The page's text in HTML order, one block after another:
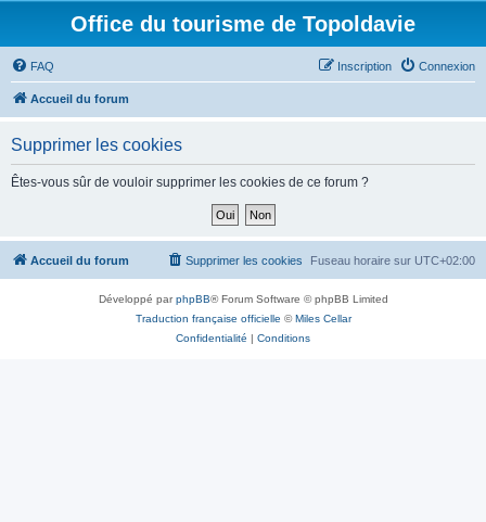
Office du tourisme de Topoldavie
FAQ Connexion
Inscription
Accueil du forum
Supprimer les cookies
Êtes-vous sûr de vouloir supprimer les cookies de ce forum ?
Accueil du forum Fuseau horaire sur UTC+02:00
Supprimer les cookies
Développé parphpBB® Forum Software © phpBB Limited
Traduction française officielle ©Miles Cellar
Confidentialité | Conditions